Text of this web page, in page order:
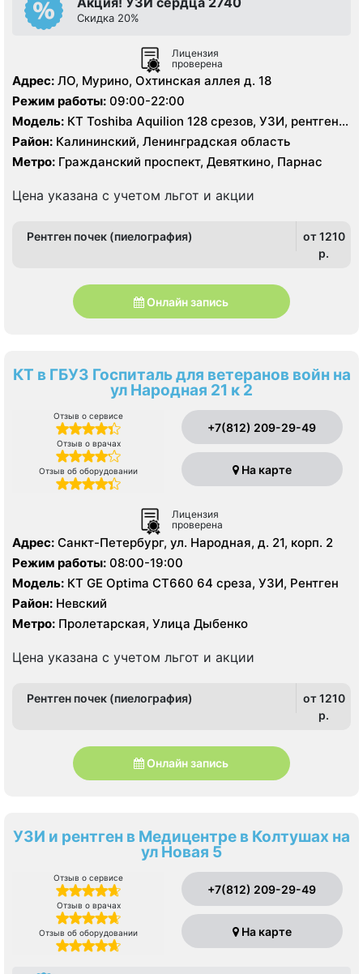
Скидка 20%
Лицензия
проверена
Адрес: ЛО, Мурино, Охтинская аллея д. 18
Режим работы: 09:00-22:00
Модель: КТ Toshiba Aquilion 128 срезов, УЗИ, рентген
цифровой
Район: Калининский, Ленинградская область
Метро: Гражданский проспект, Девяткино, Парнас
Цена указана с учетом льгот и акции
Рентген почек (пиелография)
от 1210
p.
Онлайн запись
КТ в ГБУЗ Госпиталь для ветеранов войн на
ул Народная 21 к 2
Отзыв о сервисе
Отзыв о врачах
Отзыв об оборудовании
+7(812) 209-29-49
На карте
Лицензия
проверена
Адрес: Санкт-Петербург, ул. Народная, д. 21, корп. 2
Режим работы: 08:00-19:00
Модель: КТ GE Optima CT660 64 среза, УЗИ, Рентген
Район: Невский
Метро: Пролетарская, Улица Дыбенко
Цена указана с учетом льгот и акции
Рентген почек (пиелография)
от 1210
p.
Онлайн запись
УЗИ и рентген в Медицентре в Колтушах на
ул Новая 5
Отзыв о сервисе
Отзыв о врачах
Отзыв об оборудовании
+7(812) 209-29-49
На карте